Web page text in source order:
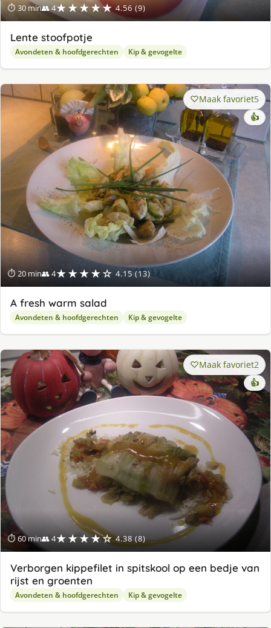
⏱ 30 min👥 4★★★★★ 4.56 (9)
Lente stoofpotje
Avondeten & hoofdgerechten Kip & gevogelte
⏱ 20 min👥 4★★★★☆ 4.15 (13)
Maak favoriet5
👍
A fresh warm salad
Avondeten & hoofdgerechten Kip & gevogelte
⏱ 60 min👥 4★★★★☆ 4.38 (8)
Maak favoriet2
👍
Verborgen kippefilet in spitskool op een bedje van
rijst en groenten
Avondeten & hoofdgerechten Kip & gevogelte